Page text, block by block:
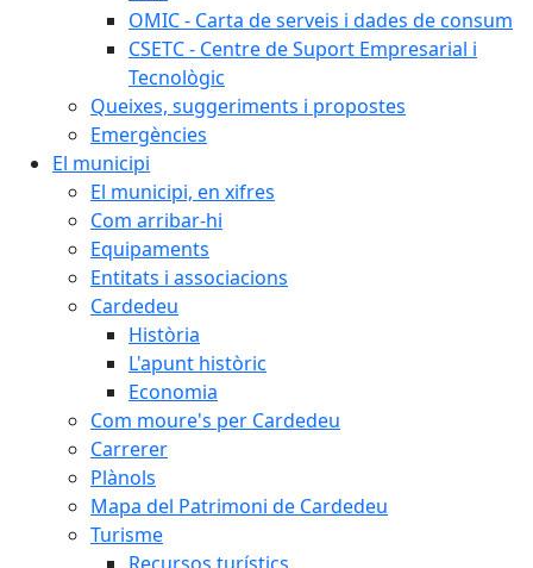
OMIC - Carta de serveis i dades de consum
CSETC - Centre de Suport Empresarial i
Tecnològic
Queixes, suggeriments i propostes
Emergències
El municipi
El municipi, en xifres
Com arribar-hi
Equipaments
Entitats i associacions
Cardedeu
Història
L'apunt històric
Economia
Com moure's per Cardedeu
Carrerer
Plànols
Mapa del Patrimoni de Cardedeu
Turisme